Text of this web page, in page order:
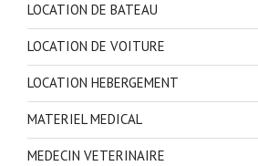
LOCATION DE BATEAU
LOCATION DE VOITURE
LOCATION HEBERGEMENT
MATERIEL MEDICAL
MEDECIN VETERINAIRE